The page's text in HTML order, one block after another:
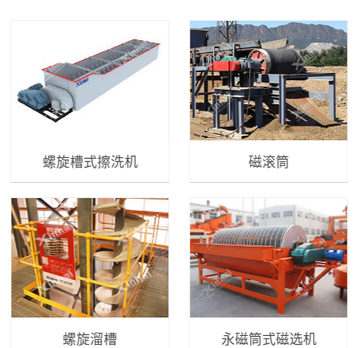
螺旋槽式擦洗机 磁滚筒
螺旋溜槽 永磁筒式磁选机